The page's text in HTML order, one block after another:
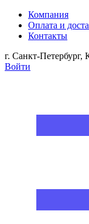
Компания
Оплата и
Контакты
г. Санкт-Петербург,
Войти